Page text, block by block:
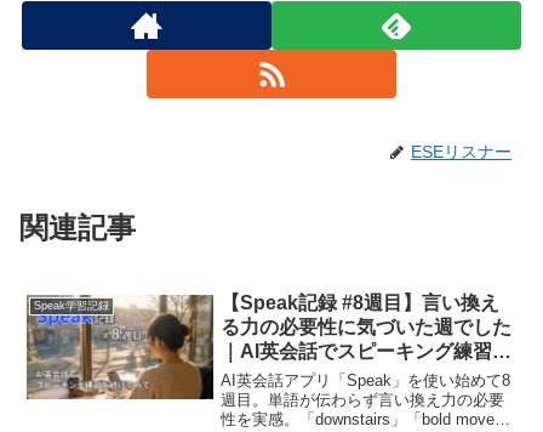
ESEリスナー
関連記事
Speak学習記録
【Speak記録 #8週目】言い換え
る力の必要性に気づいた週でした
｜AI英会話でスピーキング練習を
続けてみて
AI英会話アプリ「Speak」を使い始めて8
週目。単語が伝わらず言い換え力の必要
性を実感。「downstairs」「bold move」